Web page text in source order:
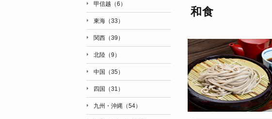
和食
甲信越（6）
東海（33）
関西（39）
北陸（9）
中国（35）
四国（31）
九州・沖縄（54）